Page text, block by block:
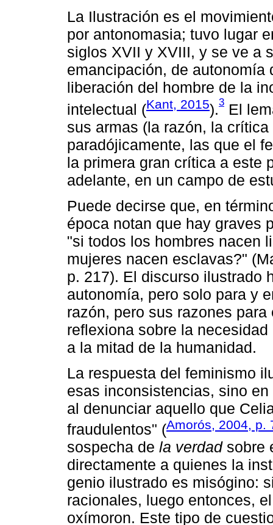
La Ilustración es el
por antonomasia; tuvo lugar
siglos XVII y XVIII, y se ve a
emancipación, de
liberación del hombre de la
intelectual (Kant, 2015).3 El
sus armas (la razón, la
paradójicamente, las que el
la primera gran crítica a este
adelante, en un campo de
Puede decirse que, en
época notan que hay graves
"si todos los hombres nacen
mujeres nacen esclavas?"
p. 217). El discurso ilustrado
autonomía, pero solo para y
razón, pero sus razones
reflexiona sobre la
a la mitad de la humanidad.
La respuesta del feminismo
esas inconsistencias, sino
al denunciar aquello que
fraudulentos" (Amorós, 2004, p.
sospecha de la verdadsobre
directamente a quienes la
genio ilustrado es misógino:
racionales, luego entonces,
oxímoron. Este tipo de